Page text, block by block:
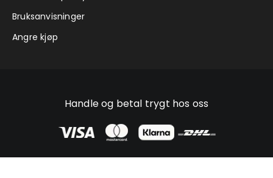
Bruksanvisninger
Angre kjøp
Handle og betal trygt hos oss